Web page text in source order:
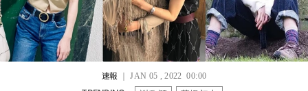
速報 ｜ JAN 05 , 2022 00:00